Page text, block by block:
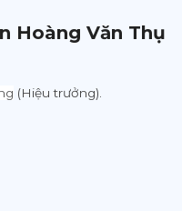
Hoàng Văn Thụ
(Hiệu trưởng).